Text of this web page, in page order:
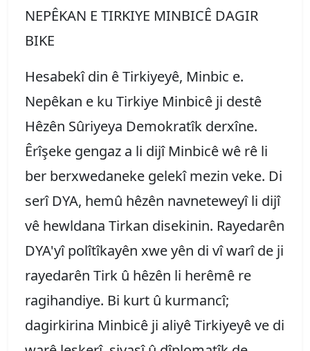
NEPÊKAN E TIRKIYE MINBICÊ DAGIR
BIKE
Hesabekî din ê Tirkiyeyê, Minbic e.
Nepêkan e ku Tirkiye Minbicê ji destê
Hêzên Sûriyeya Demokratîk derxîne.
Êrîşeke gengaz a li dijî Minbicê wê rê li
ber berxwedaneke gelekî mezin veke. Di
serî DYA, hemû hêzên navneteweyî li dijî
vê hewldana Tirkan disekinin. Rayedarên
DYA'yî polîtîkayên xwe yên di vî warî de ji
rayedarên Tirk û hêzên li herêmê re
ragihandiye. Bi kurt û kurmancî;
dagirkirina Minbicê ji aliyê Tirkiyeyê ve di